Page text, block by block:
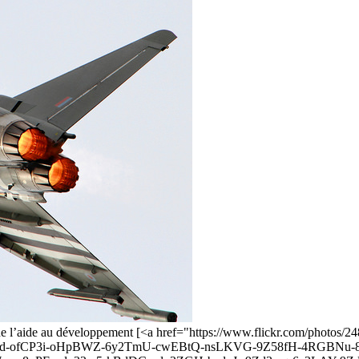
l’aide au développement [<a href="https://www.flickr.com/
ofCP3i-oHpBWZ-6y2TmU-cwEBtQ-nsLKVG-9Z58fH-